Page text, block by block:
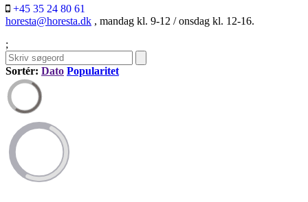
+45 35 24 80 61
horesta@horesta.dk , mandag kl. 9-12 / onsdag kl. 12-16.
;
Sortér: Dato Popularitet